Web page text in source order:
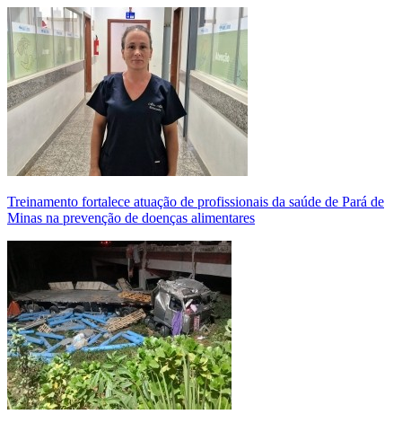
Treinamento fortalece atuação de profissionais da saúde de Pará de
Minas na prevenção de doenças alimentares